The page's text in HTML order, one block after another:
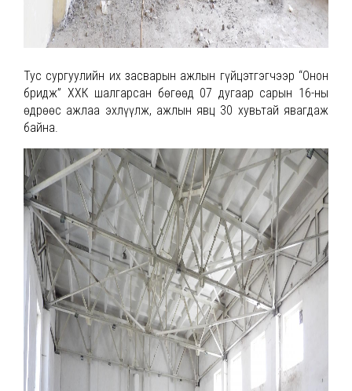
Тус сургуулийн их засварын ажлын гүйцэтгэгчээр “Онон
бридж” ХХК шалгарсан бөгөөд 07 дугаар сарын 16-ны
өдрөөс ажлаа эхлүүлж, ажлын явц 30 хувьтай явагдаж
байна.